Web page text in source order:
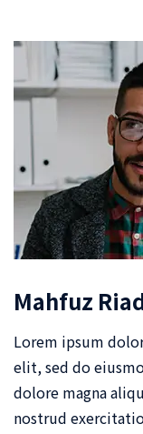
Mahfuz
Lorem ipsum
elit, sed do
dolore magna
nostrud